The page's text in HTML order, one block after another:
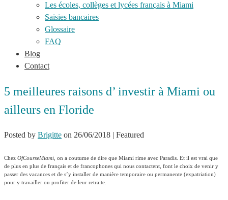
Les écoles, collèges et lycées français à Miami
Saisies bancaires
Glossaire
FAQ
Blog
Contact
5 meilleures raisons d’ investir à Miami ou
ailleurs en Floride
Posted by Brigitte on 26/06/2018 | Featured
Chez OfCourseMiami , on a coutume de dire que Miami rime avec Paradis. Et il est vrai que
de plus en plus de français et de francophones qui nous contactent, font le choix de venir y
passer des vacances et de s’y installer de manière temporaire ou permanente (expatriation)
pour y travailler ou profiter de leur retraite.